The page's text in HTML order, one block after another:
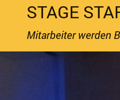
STAGE
Mitarbeiter werden